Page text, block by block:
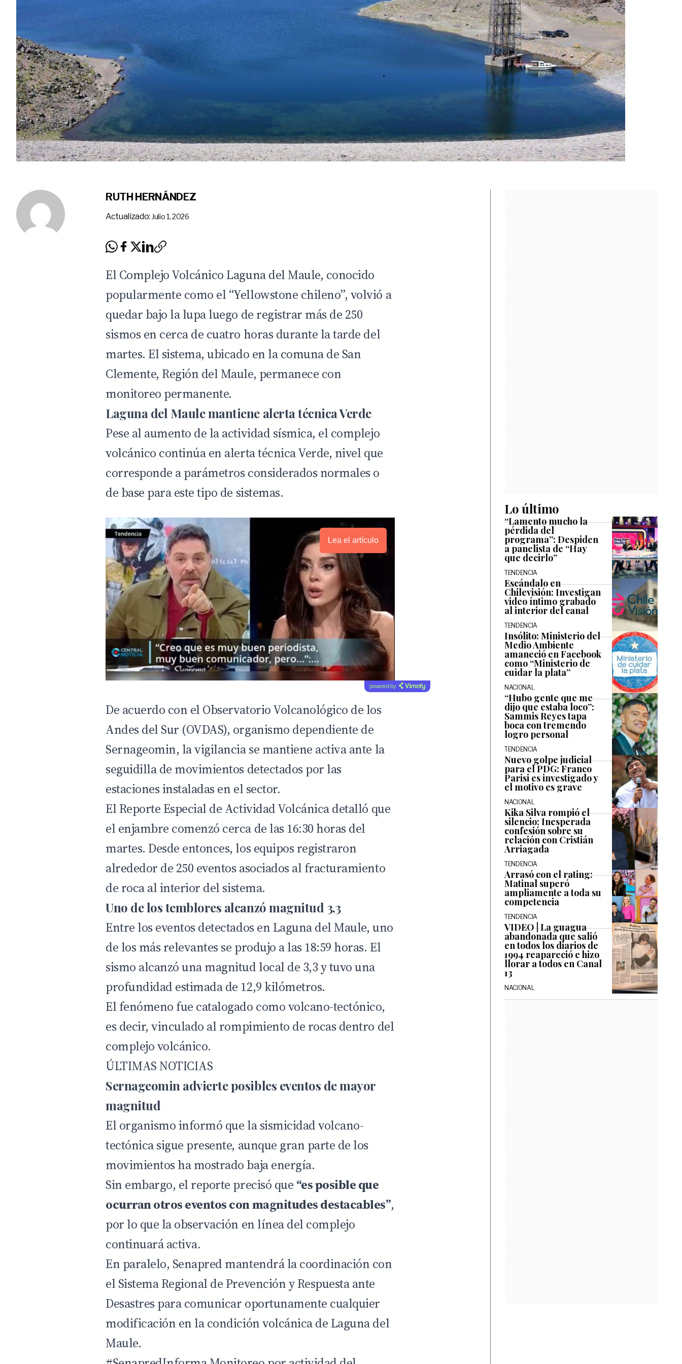
RUTH HERNÁNDEZ
Actualizado: Julio 1, 2026
El Complejo Volcánico Laguna del Maule, conocido
popularmente como el “Yellowstone chileno”, volvió a
quedar bajo la lupa luego de registrar más de 250
sismos en cerca de cuatro horas durante la tarde del
martes. El sistema, ubicado en la comuna de San
Clemente, Región del Maule, permanece con
monitoreo permanente.
Laguna del Maule mantiene alerta técnica Verde
Pese al aumento de la actividad sísmica, el complejo
volcánico continúa en alerta técnica Verde, nivel que
corresponde a parámetros considerados normales o
de base para este tipo de sistemas.
Lea el artículo
powered by
De acuerdo con el Observatorio Volcanológico de los
Andes del Sur (OVDAS), organismo dependiente de
Sernageomin, la vigilancia se mantiene activa ante la
seguidilla de movimientos detectados por las
estaciones instaladas en el sector.
El Reporte Especial de Actividad Volcánica detalló que
el enjambre comenzó cerca de las 16:30 horas del
martes. Desde entonces, los equipos registraron
alrededor de 250 eventos asociados al fracturamiento
de roca al interior del sistema.
Uno de los temblores alcanzó magnitud 3,3
Entre los eventos detectados en Laguna del Maule, uno
de los más relevantes se produjo a las 18:59 horas. El
sismo alcanzó una magnitud local de 3,3 y tuvo una
profundidad estimada de 12,9 kilómetros.
El fenómeno fue catalogado como volcano-tectónico,
es decir, vinculado al rompimiento de rocas dentro del
complejo volcánico.
ÚLTIMAS NOTICIAS
Sernageomin advierte posibles eventos de mayor
magnitud
El organismo informó que la sismicidad volcano-
tectónica sigue presente, aunque gran parte de los
movimientos ha mostrado baja energía.
Sin embargo, el reporte precisó que “es posible que
ocurran otros eventos con magnitudes destacables”,
por lo que la observación en línea del complejo
continuará activa.
En paralelo, Senapred mantendrá la coordinación con
el Sistema Regional de Prevención y Respuesta ante
Desastres para comunicar oportunamente cualquier
modificación en la condición volcánica de Laguna del
Maule.
Lo último
“Lamento mucho la
pérdida del
programa”: Despiden
a panelista de “Hay
que decirlo”
TENDENCIA
Escándalo en
Chilevisión: Investigan
video íntimo grabado
al interior del canal
TENDENCIA
Insólito: Ministerio del
Medio Ambiente
amaneció en Facebook
como “Ministerio de
cuidar la plata”
NACIONAL
“Hubo gente que me
dijo que estaba loco”:
Sammis Reyes tapa
boca con tremendo
logro personal
TENDENCIA
Nuevo golpe judicial
para el PDG: Franco
Parisi es investigado y
el motivo es grave
NACIONAL
Kika Silva rompió el
silencio: Inesperada
confesión sobre su
relación con Cristián
Arriagada
TENDENCIA
Arrasó con el rating:
Matinal superó
ampliamente a toda su
competencia
TENDENCIA
VIDEO | La guagua
abandonada que salió
en todos los diarios de
1994 reapareció e hizo
llorar a todos en Canal
13
NACIONAL